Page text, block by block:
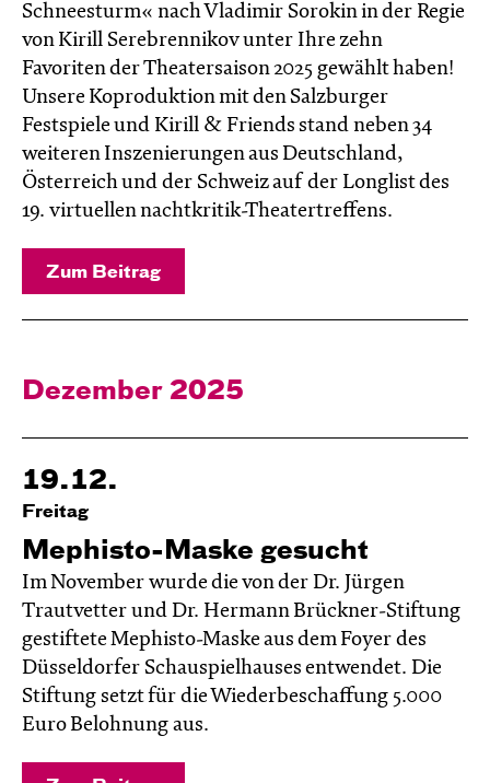
Schneesturm« nach Vladimir Sorokin in der Regie
von Kirill Serebrennikov unter Ihre zehn
Favoriten der Theatersaison 2025 gewählt haben!
Unsere Koproduktion mit den Salzburger
Festspiele und Kirill & Friends stand neben 34
weiteren Inszenierungen aus Deutschland,
Österreich und der Schweiz auf der Longlist des
19. virtuellen nachtkritik-Theatertreffens.
Zum Beitrag
Dezember 2025
19.12.
Freitag
Mephisto-Maske gesucht
Im November wurde die von der Dr. Jürgen
Trautvetter und Dr. Hermann Brückner-Stiftung
gestiftete Mephisto-Maske aus dem Foyer des
Düsseldorfer Schauspielhauses entwendet. Die
Stiftung setzt für die Wiederbeschaffung 5.000
Euro Belohnung aus.